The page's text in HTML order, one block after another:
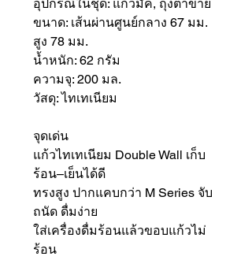
อุปกรณ์ในชุด: แก้วมัค, ถุงตาข่าย
ขนาด: เส้นผ่านศูนย์กลาง 67 มม.
สูง 78 มม.
น้ำหนัก: 62 กรัม
ความจุ: 200 มล.
วัสดุ: ไทเทเนียม
จุดเด่น
แก้วไทเทเนียม Double Wall เก็บ
ร้อน–เย็นได้ดี
ทรงสูง ปากแคบกว่า M Series จับ
ถนัด ดื่มง่าย
ใส่เครื่องดื่มร้อนแล้วขอบแก้วไม่
ร้อน